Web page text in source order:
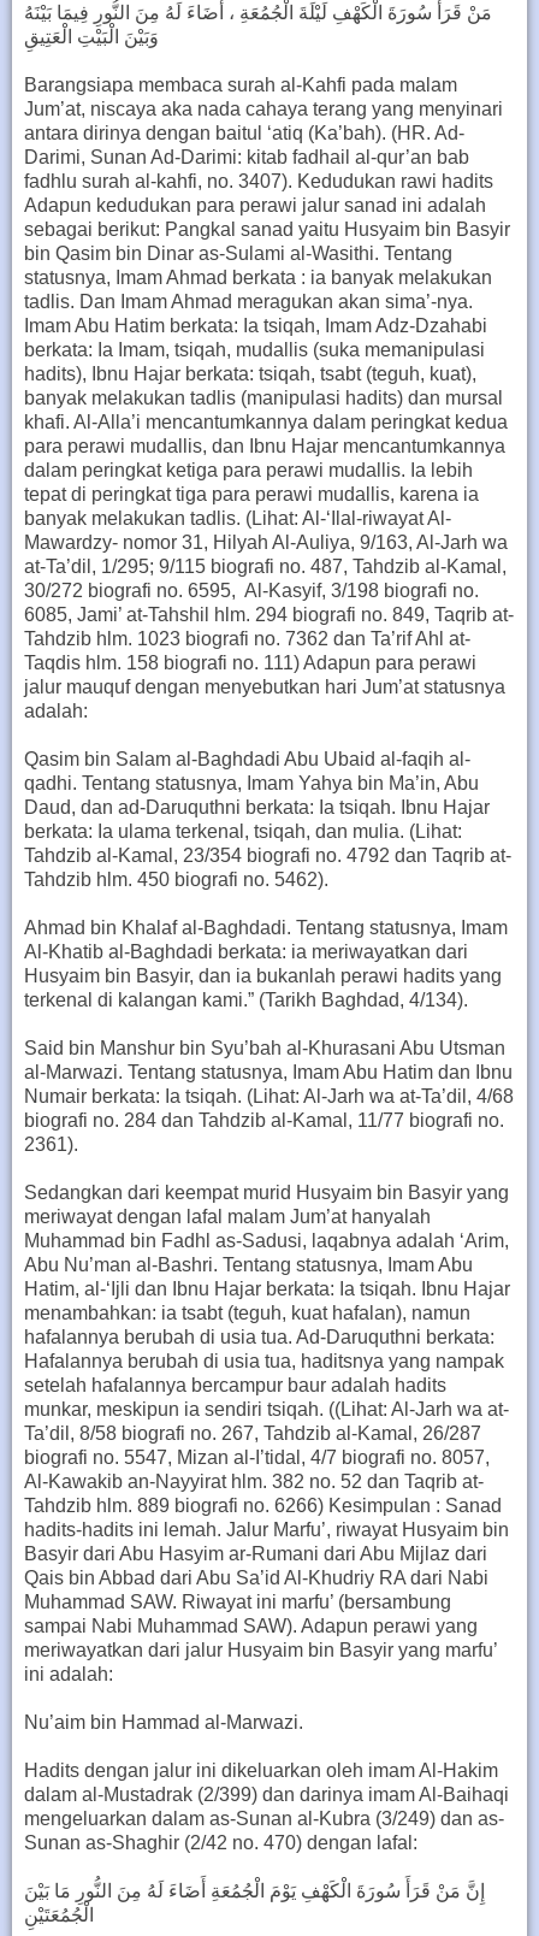
مَنْ قَرَأَ سُورَةَ الْكَهْفِ لَيْلَةَ الْجُمُعَةِ ، أَضَاءَ لَهُ مِنَ النُّورِ فِيمَا بَيْنَهُ
وَبَيْنَ الْبَيْتِ الْعَتِيقِ
Barangsiapa membaca surah al-Kahfi pada malam
Jum’at, niscaya aka nada cahaya terang yang menyinari
antara dirinya dengan baitul ‘atiq (Ka’bah). (HR. Ad-
Darimi, Sunan Ad-Darimi: kitab fadhail al-qur’an bab
fadhlu surah al-kahfi, no. 3407). Kedudukan rawi hadits
Adapun kedudukan para perawi jalur sanad ini adalah
sebagai berikut: Pangkal sanad yaitu Husyaim bin Basyir
bin Qasim bin Dinar as-Sulami al-Wasithi. Tentang
statusnya, Imam Ahmad berkata : ia banyak melakukan
tadlis. Dan Imam Ahmad meragukan akan sima’-nya.
Imam Abu Hatim berkata: Ia tsiqah, Imam Adz-Dzahabi
berkata: Ia Imam, tsiqah, mudallis (suka memanipulasi
hadits), Ibnu Hajar berkata: tsiqah, tsabt (teguh, kuat),
banyak melakukan tadlis (manipulasi hadits) dan mursal
khafi. Al-Alla’i mencantumkannya dalam peringkat kedua
para perawi mudallis, dan Ibnu Hajar mencantumkannya
dalam peringkat ketiga para perawi mudallis. Ia lebih
tepat di peringkat tiga para perawi mudallis, karena ia
banyak melakukan tadlis. (Lihat: Al-‘Ilal-riwayat Al-
Mawardzy- nomor 31, Hilyah Al-Auliya, 9/163, Al-Jarh wa
at-Ta’dil, 1/295; 9/115 biografi no. 487, Tahdzib al-Kamal,
30/272 biografi no. 6595, Al-Kasyif, 3/198 biografi no.
6085, Jami’ at-Tahshil hlm. 294 biografi no. 849, Taqrib at-
Tahdzib hlm. 1023 biografi no. 7362 dan Ta’rif Ahl at-
Taqdis hlm. 158 biografi no. 111) Adapun para perawi
jalur mauquf dengan menyebutkan hari Jum’at statusnya
adalah:
Qasim bin Salam al-Baghdadi Abu Ubaid al-faqih al-
qadhi. Tentang statusnya, Imam Yahya bin Ma’in, Abu
Daud, dan ad-Daruquthni berkata: Ia tsiqah. Ibnu Hajar
berkata: Ia ulama terkenal, tsiqah, dan mulia. (Lihat:
Tahdzib al-Kamal, 23/354 biografi no. 4792 dan Taqrib at-
Tahdzib hlm. 450 biografi no. 5462).
Ahmad bin Khalaf al-Baghdadi. Tentang statusnya, Imam
Al-Khatib al-Baghdadi berkata: ia meriwayatkan dari
Husyaim bin Basyir, dan ia bukanlah perawi hadits yang
terkenal di kalangan kami.” (Tarikh Baghdad, 4/134).
Said bin Manshur bin Syu’bah al-Khurasani Abu Utsman
al-Marwazi. Tentang statusnya, Imam Abu Hatim dan Ibnu
Numair berkata: Ia tsiqah. (Lihat: Al-Jarh wa at-Ta’dil, 4/68
biografi no. 284 dan Tahdzib al-Kamal, 11/77 biografi no.
2361).
Sedangkan dari keempat murid Husyaim bin Basyir yang
meriwayat dengan lafal malam Jum’at hanyalah
Muhammad bin Fadhl as-Sadusi, laqabnya adalah ‘Arim,
Abu Nu’man al-Bashri. Tentang statusnya, Imam Abu
Hatim, al-‘Ijli dan Ibnu Hajar berkata: Ia tsiqah. Ibnu Hajar
menambahkan: ia tsabt (teguh, kuat hafalan), namun
hafalannya berubah di usia tua. Ad-Daruquthni berkata:
Hafalannya berubah di usia tua, haditsnya yang nampak
setelah hafalannya bercampur baur adalah hadits
munkar, meskipun ia sendiri tsiqah. ((Lihat: Al-Jarh wa at-
Ta’dil, 8/58 biografi no. 267, Tahdzib al-Kamal, 26/287
biografi no. 5547, Mizan al-I’tidal, 4/7 biografi no. 8057,
Al-Kawakib an-Nayyirat hlm. 382 no. 52 dan Taqrib at-
Tahdzib hlm. 889 biografi no. 6266) Kesimpulan : Sanad
hadits-hadits ini lemah. Jalur Marfu’, riwayat Husyaim bin
Basyir dari Abu Hasyim ar-Rumani dari Abu Mijlaz dari
Qais bin Abbad dari Abu Sa’id Al-Khudriy RA dari Nabi
Muhammad SAW. Riwayat ini marfu’ (bersambung
sampai Nabi Muhammad SAW). Adapun perawi yang
meriwayatkan dari jalur Husyaim bin Basyir yang marfu’
ini adalah:
Nu’aim bin Hammad al-Marwazi.
Hadits dengan jalur ini dikeluarkan oleh imam Al-Hakim
dalam al-Mustadrak (2/399) dan darinya imam Al-Baihaqi
mengeluarkan dalam as-Sunan al-Kubra (3/249) dan as-
Sunan as-Shaghir (2/42 no. 470) dengan lafal:
إِنَّ مَنْ قَرَأَ سُورَةَ الْكَهْفِ يَوْمَ الْجُمُعَةِ أَضَاءَ لَهُ مِنَ النُّورِ مَا بَيْنَ
الْجُمُعَتَيْنِ